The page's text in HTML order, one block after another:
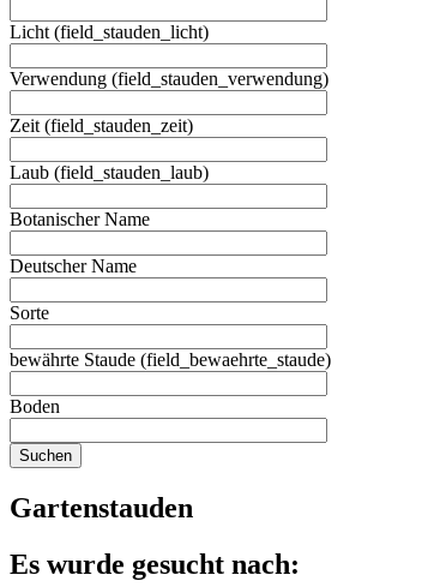
Licht (field_stauden_licht)
Verwendung (field_stauden_verwendung)
Zeit (field_stauden_zeit)
Laub (field_stauden_laub)
Botanischer Name
Deutscher Name
Sorte
bewährte Staude (field_bewaehrte_staude)
Boden
Gartenstauden
Es wurde gesucht nach: